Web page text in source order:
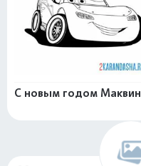
С новым годом Маквин